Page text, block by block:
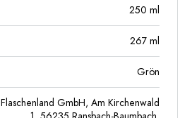
250 ml
267 ml
Grön
Flaschenland GmbH, Am Kirchenwald